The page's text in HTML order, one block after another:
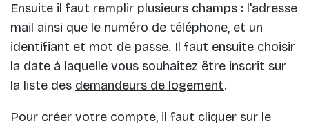
Ensuite il faut remplir plusieurs champs : l'adresse
mail ainsi que le numéro de téléphone, et un
identifiant et mot de passe. Il faut ensuite choisir
la date à laquelle vous souhaitez être inscrit sur
la liste des demandeurs de logement.
Pour créer votre compte, il faut cliquer sur le